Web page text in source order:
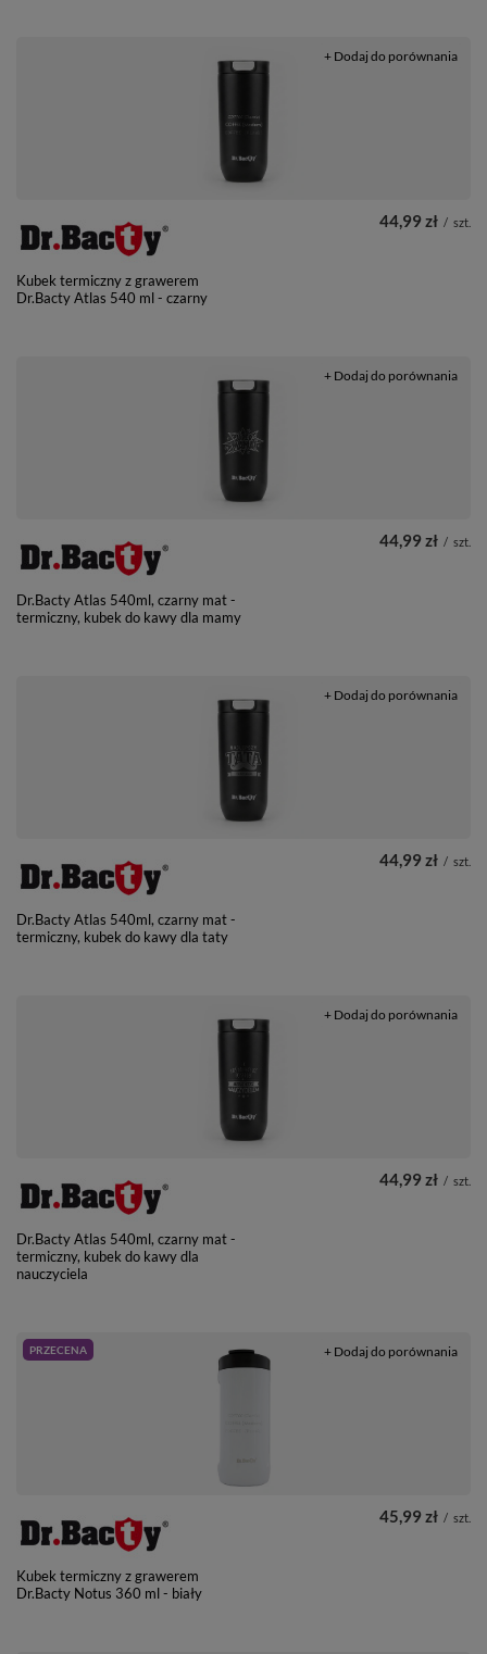
Kubek termiczny z grawerem
Dr.Bacty Atlas 540 ml - czarny
44,99 zł / szt.
+ Dodaj do porównania
Dr.Bacty Atlas 540ml, czarny mat -
termiczny, kubek do kawy dla mamy
44,99 zł / szt.
+ Dodaj do porównania
Dr.Bacty Atlas 540ml, czarny mat -
termiczny, kubek do kawy dla taty
44,99 zł / szt.
+ Dodaj do porównania
Dr.Bacty Atlas 540ml, czarny mat -
termiczny, kubek do kawy dla
nauczyciela
44,99 zł / szt.
+ Dodaj do porównania
PRZECENA
Kubek termiczny z grawerem
Dr.Bacty Notus 360 ml - biały
45,99 zł / szt.
+ Dodaj do porównania